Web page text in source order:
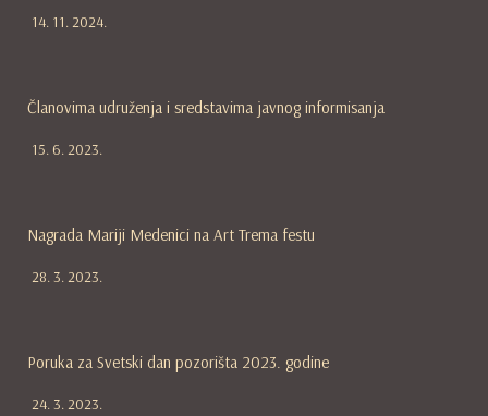
14. 11. 2024.
Članovima udruženja i sredstavima javnog informisanja
15. 6. 2023.
Nagrada Mariji Medenici na Art Trema festu
28. 3. 2023.
Poruka za Svetski dan pozorišta 2023. godine
24. 3. 2023.